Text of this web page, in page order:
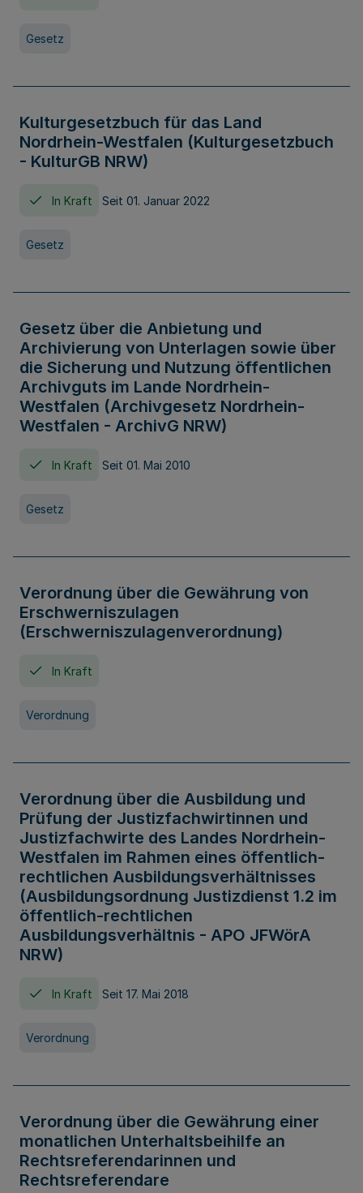
Gesetz
Kulturgesetzbuch für das Land
Nordrhein-Westfalen (Kulturgesetzbuch
- KulturGB NRW)
In Kraft Seit 01. Januar 2022
Gesetz
Gesetz über die Anbietung und
Archivierung von Unterlagen sowie über
die Sicherung und Nutzung öffentlichen
Archivguts im Lande Nordrhein-
Westfalen (Archivgesetz Nordrhein-
Westfalen - ArchivG NRW)
In Kraft Seit 01. Mai 2010
Gesetz
Verordnung über die Gewährung von
Erschwerniszulagen
(Erschwerniszulagenverordnung)
In Kraft
Verordnung
Verordnung über die Ausbildung und
Prüfung der Justizfachwirtinnen und
Justizfachwirte des Landes Nordrhein-
Westfalen im Rahmen eines öffentlich-
rechtlichen Ausbildungsverhältnisses
(Ausbildungsordnung Justizdienst 1.2 im
öffentlich-rechtlichen
Ausbildungsverhältnis - APO JFWörA
NRW)
In Kraft Seit 17. Mai 2018
Verordnung
Verordnung über die Gewährung einer
monatlichen Unterhaltsbeihilfe an
Rechtsreferendarinnen und
Rechtsreferendare